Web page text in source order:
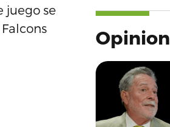
juego se